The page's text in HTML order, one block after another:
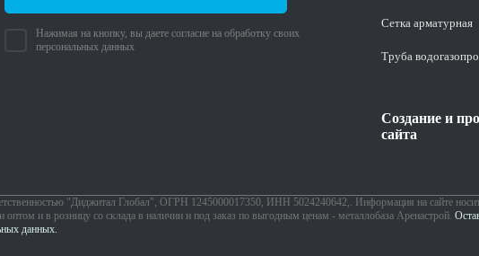
Нажимая на кнопку, вы даете согласие на обработку своих
персональных данных
Cетка арматурная
Труба
Создание и
сайта
"Диджитал Глобал", ОГРН 1245000017350, ИНН 5024240642,. Информация на сайте
и в розницу со склада в наличии и под заказ по выгодным ценам - металлобаза Аренастрой.
данных.